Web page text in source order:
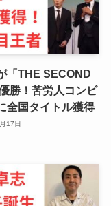
「THE SECOND
勝！苦労人コンビ
全国タイトル獲得
17日